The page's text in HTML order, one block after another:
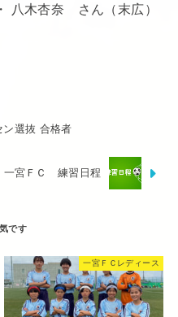
木杏奈 さん（末広）
ン選抜 合格者
宮ＦＣ 練習日程
一宮ＦＣレディース